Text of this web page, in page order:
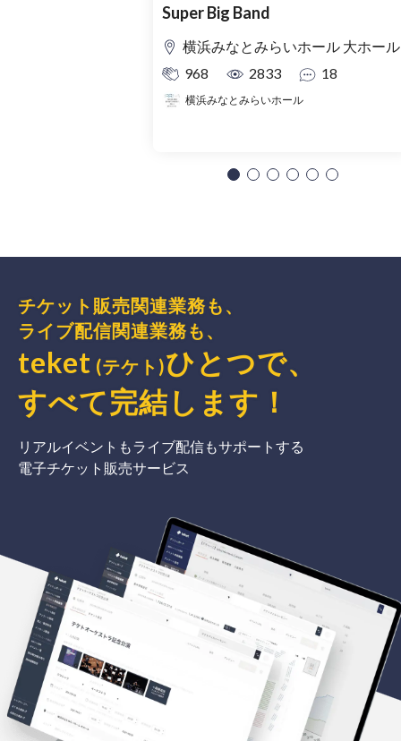
Super Big Band
横浜みなとみらいホール 大ホール
968
2833 18
横浜みなとみらいホール
チケット販売関連業務も、
ライブ配信関連業務も、
teket (テケト)ひとつで、
すべて完結 します ！
リアルイベントもライブ配信もサポートする
電子チケット販売サービス